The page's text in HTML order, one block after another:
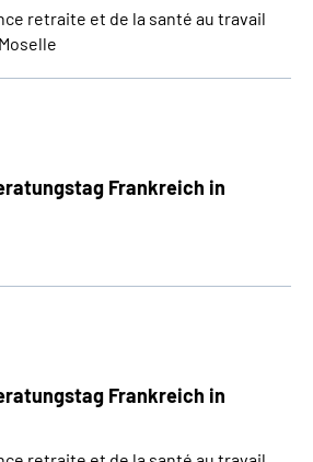
retraite et de la santé au travail
Frankreich in
Frankreich in